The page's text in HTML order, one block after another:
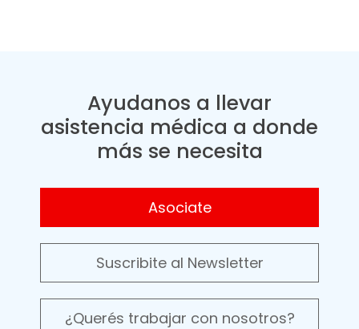
Ayudanos a llevar
asistencia médica a donde
más se necesita
Asociate
Suscribite al Newsletter
¿Querés trabajar con nosotros?